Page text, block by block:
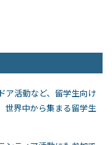
ア活動など、留学生向け
世界中から集まる留学生